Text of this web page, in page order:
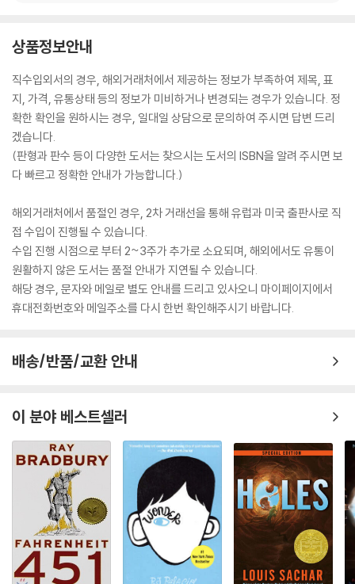
상품정보안내
직수입외서의 경우, 해외거래처에서 제공하는 정보가 부족하여 제목, 표
지, 가격, 유통상태 등의 정보가 미비하거나 변경되는 경우가 있습니다. 정
확한 확인을 원하시는 경우, 일대일 상담으로 문의하여 주시면 답변 드리
겠습니다.
(판형과 판수 등이 다양한 도서는 찾으시는 도서의 ISBN을 알려 주시면 보
다 빠르고 정확한 안내가 가능합니다.)
해외거래처에서 품절인 경우, 2차 거래선을 통해 유럽과 미국 출판사로 직
접 수입이 진행될 수 있습니다.
수입 진행 시점으로 부터 2~3주가 추가로 소요되며, 해외에서도 유통이
원활하지 않은 도서는 품절 안내가 지연될 수 있습니다.
해당 경우, 문자와 메일로 별도 안내를 드리고 있사오니 마이페이지에서
휴대전화번호와 메일주소를 다시 한번 확인해주시기 바랍니다.
배송/반품/교환 안내
이 분야 베스트셀러